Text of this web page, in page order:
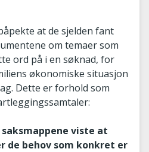
at de sjelden fant
om temaer som
ord på i en søknad, for
økonomiske situasjon
Dette er forhold som
viste at
de behov som konkret er